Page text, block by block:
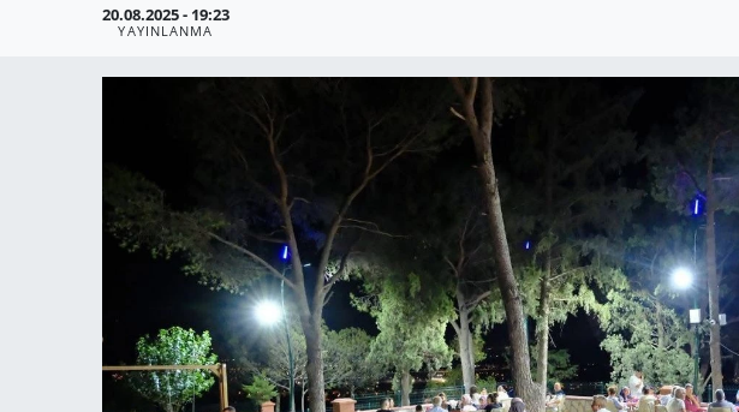
20.08.2025 - 19:23
YAYINLANMA